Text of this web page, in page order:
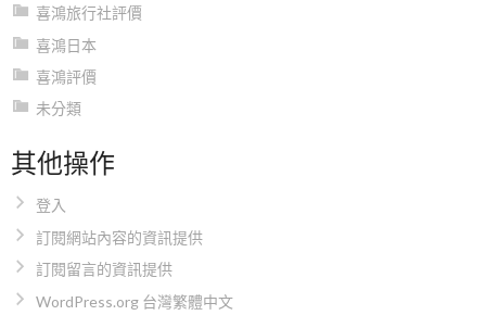
喜鴻旅行社評價
喜鴻日本
喜鴻評價
未分類
其他操作
登入
訂閱網站內容的資訊提供
訂閱留言的資訊提供
WordPress.org 台灣繁體中文